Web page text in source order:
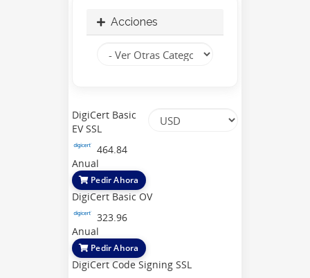
Acciones
DigiCert Basic
EV SSL
464.84
Anual
Pedir Ahora
DigiCert Basic OV
323.96
Anual
Pedir Ahora
DigiCert Code Signing SSL